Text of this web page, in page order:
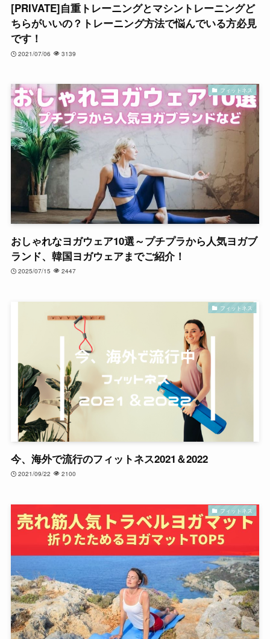
[PRIVATE]自重トレーニングとマシントレーニングど
ちらがいいの？トレーニング方法で悩んでいる方必見
です！
2021/07/06 3139
フィットネス
おしゃれなヨガウェア10選～プチプラから人気ヨガブ
ランド、韓国ヨガウェアまでご紹介！
2025/07/15 2447
フィットネス
今、海外で流行のフィットネス2021＆2022
2021/09/22 2100
フィットネス